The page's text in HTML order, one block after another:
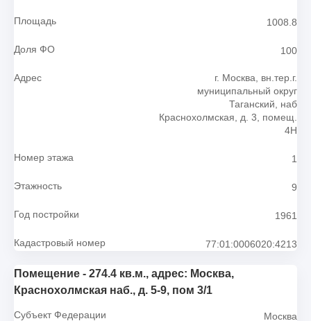
Площадь 1008.8
Доля ФО 100
Адрес
г. Москва, вн.тер.г.
муниципальный округ
Таганский, наб
Краснохолмская, д. 3, помещ.
4Н
Номер этажа 1
Этажность 9
Год постройки 1961
Кадастровый номер 77:01:0006020:4213
Помещение - 274.4 кв.м., адрес: Москва,
Краснохолмская наб., д. 5-9, пом 3/1
Субъект Федерации Москва